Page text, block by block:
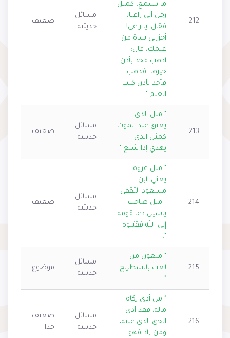
212
ما يسمع، كمثل
رجل أتى راعيا،
فقال: يا راعي!
أجزرني شاة من
غنمك، قال:
اذهب فخذ بأذن
خيرها، فذهب
فأخذ بأذن كلب
الغنم ".
مسائل
حديثية
ضعيف
213
" مثل الذي
يعتق عند الموت
كمثل الذي
يهدي إذا شبع ".
مسائل
حديثية
ضعيف
214
" مثل عروة -
يعني: ابن
مسعود الثقفي
- مثل صاحب
ياسين دعا قومه
إلى الله فقتلوه
".
مسائل
حديثية
ضعيف
215
" ملعون من
لعب بالشطرنج
".
مسائل
حديثية
موضوع
216
" من أدى زكاة
ماله، فقد أدى
الحق الذي عليه،
ومن زاد فهو
مسائل
حديثية
ضعيف
جدا